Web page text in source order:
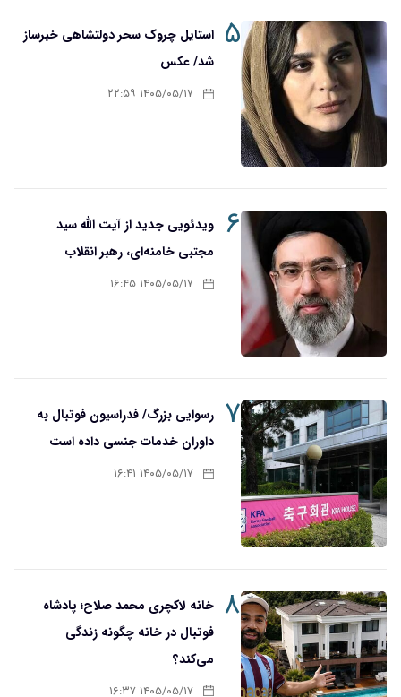
۵ استایل چروک سحر دولتشاهی خبرساز
شد/ عکس
۱۴۰۵/۰۵/۱۷ ۲۲:۵۹
۶
ویدئویی جدید از آیت الله سید
مجتبی خامنه‌ای، رهبر انقلاب
۱۴۰۵/۰۵/۱۷ ۱۶:۴۵
۷ رسوایی بزرگ/ فدراسیون فوتبال به
داوران خدمات جنسی داده است
۱۴۰۵/۰۵/۱۷ ۱۶:۴۱
۸ خانه لاکچری محمد صلاح؛ پادشاه
فوتبال در خانه چگونه زندگی
می‌کند؟
۱۴۰۵/۰۵/۱۷ ۱۶:۳۷